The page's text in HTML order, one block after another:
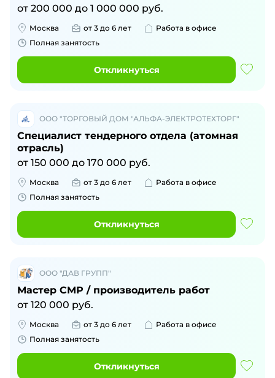
от 200 000 до 1 000 000 руб.
Москва от 3 до 6 лет
Работа в офисе
Полная занятость
Откликнуться
ООО "ТОРГОВЫЙ ДОМ "АЛЬФА-ЭЛЕКТРОТЕХТОРГ"
Специалист тендерного отдела (атомная
отрасль)
от 150 000 до 170 000 руб.
Москва от 3 до 6 лет
Работа в офисе
Полная занятость
Откликнуться
ООО "ДАВ ГРУПП"
Мастер СМР / производитель работ
от 120 000 руб.
Москва от 3 до 6 лет
Работа в офисе
Полная занятость
Откликнуться